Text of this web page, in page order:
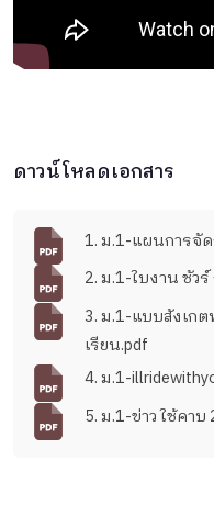
ดาวน์โหลดเอกสาร
1. ม.1-แผนการจั
2. ม.1-ใบงาน ชัว
3. ม.1-แบบสังเก
เรียน.pdf
4. ม.1-
5. ม.1-ข่าว ใช้คาบ